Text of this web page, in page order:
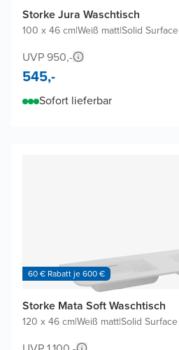
Storke Jura Waschtisch
100 x 46 cm|Weiß matt|Solid Surface
UVP 950,-
545,-
Sofort lieferbar
60 € Rabatt je 600 €
Storke Mata Soft Waschtisch
120 x 46 cm|Weiß matt|Solid Surface